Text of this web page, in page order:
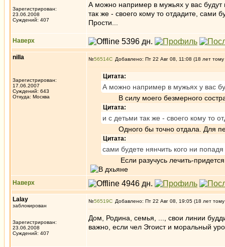
Зарегистрирован:
23.06.2008
Суждений: 407
А можно например в мужьях у вас
так же - своего кому то отдадите, сами
Прости...
Наверх
nilla
Зарегистрирован:
17.06.2007
Суждений: 643
Откуда: Москва
№56514 Добавлено: Пт 22 Авг 08, 11:08 (18 лет тому
Цитата:
А можно например в мужьях у вас
В силу моего безмерного
Цитата:
и с детьми так же - своего кому то
Одного бы точно отдала. Для
Цитата:
сами будете нянчить кого ни
Если разучусь лечить-придется
Наверх
Lalay
заблокирован
Зарегистрирован:
23.06.2008
Суждений: 407
№56519 Добавлено: Пт 22 Авг 08, 19:05 (18 лет
Дом, Родина, семья, ..., свои линии
важно, если чел Эгоист и моральный